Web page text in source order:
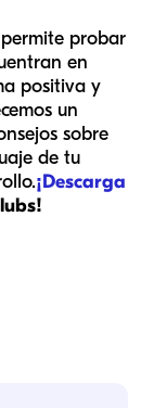
probar
en
positiva y
un
sobre
de tu
¡Descarga